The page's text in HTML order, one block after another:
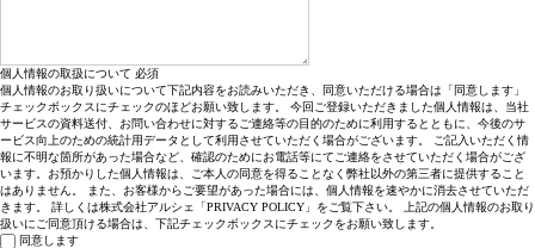
個人情報の取扱について 必須
個人情報のお取り扱いについて下記内容をお読みいただき、同意いただける場合は「同意します」
チェックボックスにチェックのほどお願い致します。 今回ご登録いただきました個人情報は、当社
サービスの資料送付、お問い合わせに対するご連絡等の目的のために利用するとともに、今後のサ
ービス向上のための統計用データとして利用させていただく場合がございます。 ご記入いただく情
報に不明な箇所があった場合など、確認のためにお電話等にてご連絡をさせていただく場合がござ
います。お預かりした個人情報は、ご本人の同意を得ることなく弊社以外の第三者に提供すること
はありません。 また、お客様からご要望があった場合には、個人情報を速やかに消去させていただ
きます。 詳しくは株式会社アルシェ「PRIVACY POLICY」をご覧下さい。 上記の個人情報のお取り
扱いにご同意頂ける場合は、下記チェックボックスにチェックをお願い致します。
同意します